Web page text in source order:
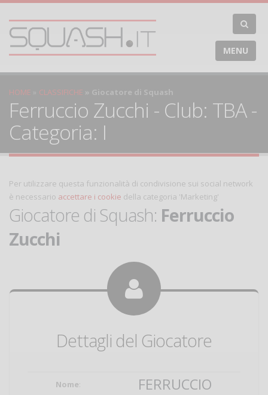
MENU
HOME CLASSIFICHE Giocatore di Squash
Ferruccio Zucchi - Club: TBA -
Categoria: I
Per utilizzare questa funzionalità di condivisione sui social network
è necessario accettare i cookie della categoria 'Marketing'
Giocatore di Squash: Ferruccio
Zucchi
Dettagli del Giocatore
Nome: FERRUCCIO